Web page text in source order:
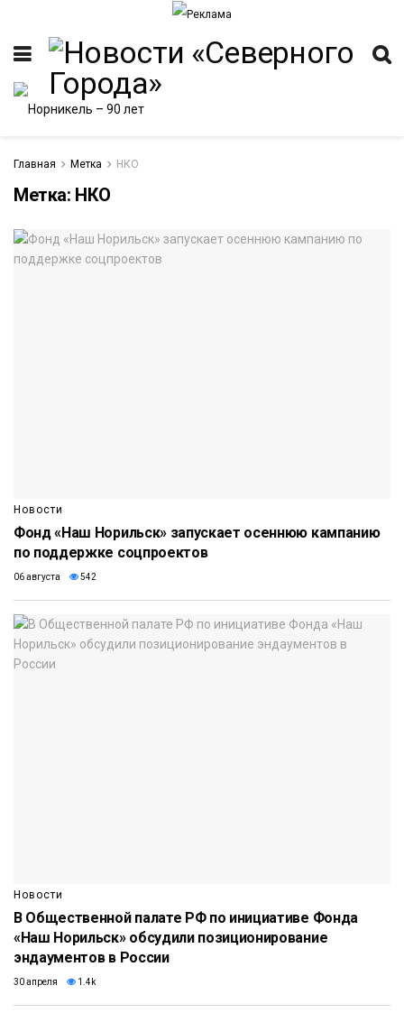
Главная Метка НКО
Метка: НКО
Новости
Фонд «Наш Норильск» запускает осеннюю кампанию
по поддержке соцпроектов
06 августа 542
Новости
В Общественной палате РФ по инициативе Фонда
«Наш Норильск» обсудили позиционирование
эндаументов в России
30 апреля 1.4k